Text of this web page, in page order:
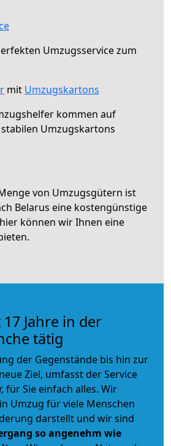
Umzugsservice zum
mit Umzugskartons
kommen auf
Umzugskartons
von Umzugsgütern ist
Belarus eine kostengünstige
können wir Ihnen eine
Jahre in der
tätig
der Gegenstände bis hin zur
Ziel, umfasst der Service
für Sie einfach alles. Wir
Umzug für viele Menschen
darstellt und wir sind
so angenehm wie